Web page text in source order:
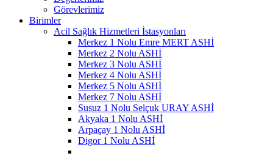
Görevlerimiz
Birimler
Acil Sağlık Hizmetleri İstasyonları
Merkez 1 Nolu Emre MERT ASHİ
Merkez 2 Nolu ASHİ
Merkez 3 Nolu ASHİ
Merkez 4 Nolu ASHİ
Merkez 5 Nolu ASHİ
Merkez 7 Nolu ASHİ
Susuz 1 Nolu Selçuk URAY ASHİ
Akyaka 1 Nolu ASHİ
Arpaçay 1 Nolu ASHİ
Digor 1 Nolu ASHİ